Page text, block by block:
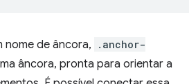
nome de âncora,
.anchor-
âncora, pronta para orientar a